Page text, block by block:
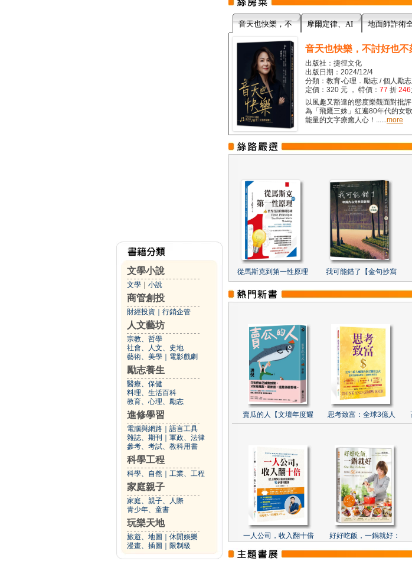
文學小說
文學 小說
商管創投
財經投資 行銷企管
人文藝坊
宗教、哲學
社會、人文、史地
藝術、美學
電影戲劇
勵志養生
醫療、保健
料理、生活百科
教育、心理、勵志
進修學習
電腦與網路
語言工具
雜誌、期刊
軍政、法律
參考、考試、教科用書
科學工程
科學、自然 工業、工程
家庭親子
家庭、親子、人際
青少年、童書
玩樂天地
旅遊、地圖
休閒娛樂
漫畫、插圖
限制級
音天也快樂，不 摩爾定律、AI 地面師詐術
音天也快樂，不討好也不
出版社：捷徑文化
出版日期：2024/12/4
分類：教育‧心理．勵志 / 個人勵
定價：320 元 ， 特價： 77 折 246
以風趣又豁達的態度樂觀面對批
為「飛鷹三姝」紅遍80年代的女
能量的文字療癒人心！......more
從馬斯克到第一性原理 我可能錯了【金句抄寫
賣瓜的人【文壇年度耀 思考致富：全球3億人
一人公司，收入翻十倍 好好吃飯，一鍋就好：